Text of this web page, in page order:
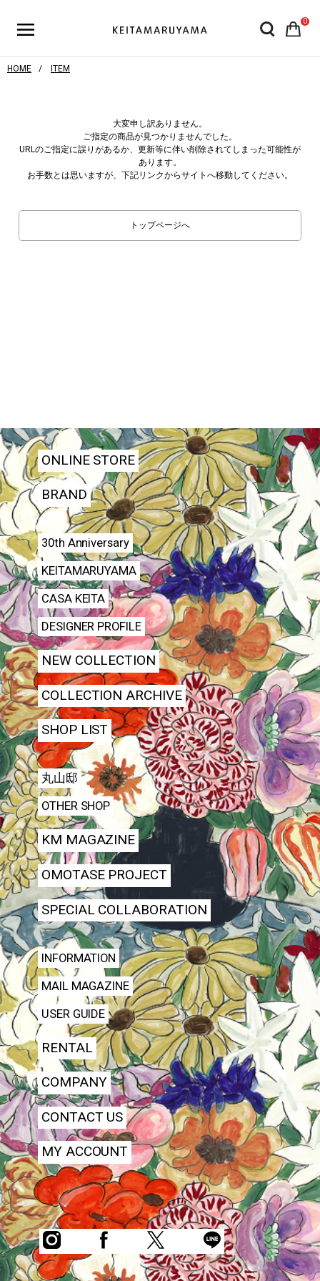
0
HOME ITEM
大変申し訳ありません。
ご指定の商品が見つかりませんでした。
URLのご指定に誤りがあるか、更新等に伴い削除されてしまった可能性が
あります。
お手数とは思いますが、下記リンクからサイトへ移動してください。
トップページへ
ONLINE STORE
BRAND
30th Anniversary
KEITAMARUYAMA
CASA KEITA
DESIGNER PROFILE
NEW COLLECTION
COLLECTION ARCHIVE
SHOP LIST
丸山邸
OTHER SHOP
KM MAGAZINE
OMOTASE PROJECT
SPECIAL COLLABORATION
INFORMATION
MAIL MAGAZINE
USER GUIDE
RENTAL
COMPANY
CONTACT US
MY ACCOUNT